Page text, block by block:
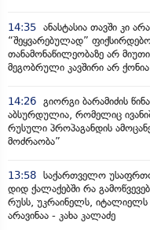
14:35 ანასტასია თავში კი
“შეყვარებულად”
თანამონაწილეობაზე არ
მეგობრული კავშირი არ
14:26 გიორგი ბარამიძის
აბსურდულია, რომელიც
რუსული პროპაგანდის
მოძრაობა”
13:58 საქართველო უსაფრთო
დიდ ქალაქებში რა
რუსს, უკრაინელს, იტალიელს
არავინაა - კახა კალაძე